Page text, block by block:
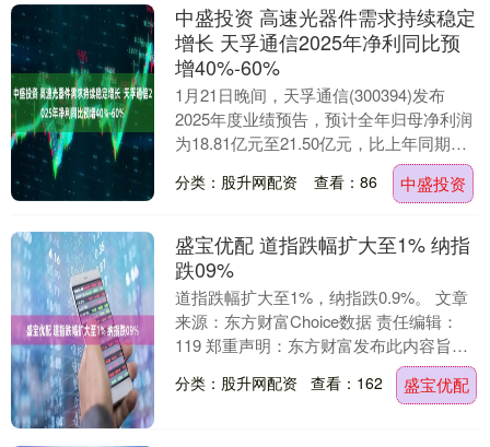
中盛投资 高速光器件需求持续稳定
增长 天孚通信2025年净利同比预
增40%-60%
1月21日晚间，天孚通信(300394)发布
2025年度业绩预告，预计全年归母净利润
为18.81亿元至21.50亿元，比上年同期增
分类：股升网配资 查看：86 中盛投资
盛宝优配 道指跌幅扩大至1% 纳指
跌09%
道指跌幅扩大至1%，纳指跌0.9%。 文章
来源：东方财富Choice数据 责任编辑：
119 郑重声明：东方财富发布此内容旨在
传播更多信息，与本站立场无关，不构
成....
分类：股升网配资 查看：162 盛宝优配